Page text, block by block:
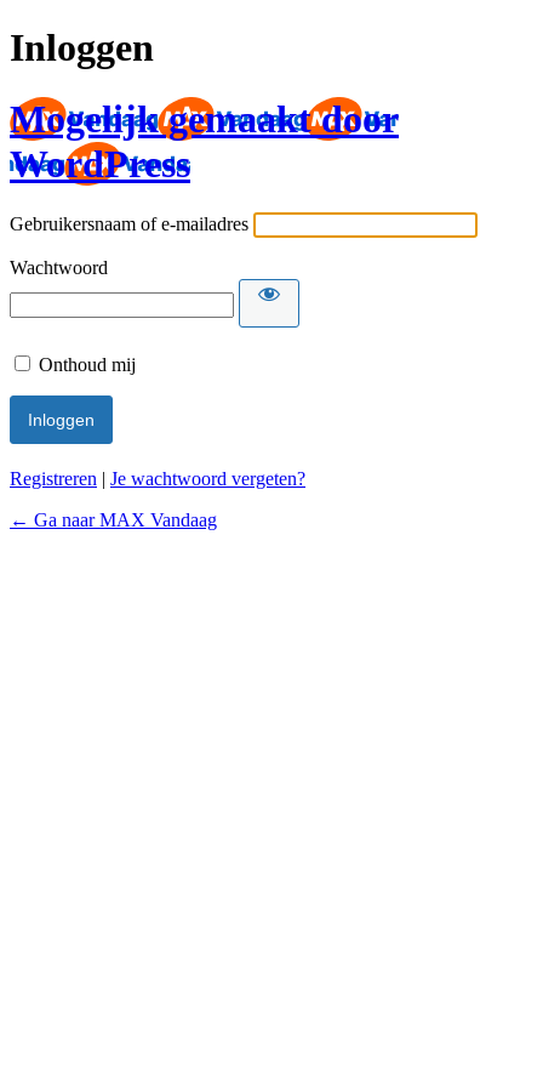
Inloggen
Mogelijk gemaakt door
WordPress
Gebruikersnaam of e-mailadres
Wachtwoord
Onthoud mij
Registreren | Je wachtwoord vergeten?
← Ga naar MAX Vandaag